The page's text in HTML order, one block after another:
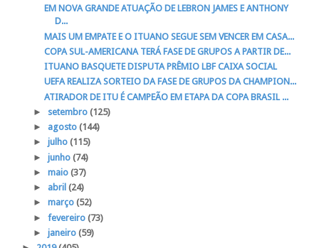
EM NOVA GRANDE ATUAÇÃO DE LEBRON JAMES E ANTHONY
D...
MAIS UM EMPATE E O ITUANO SEGUE SEM VENCER EM CASA...
COPA SUL-AMERICANA TERÁ FASE DE GRUPOS A PARTIR DE...
ITUANO BASQUETE DISPUTA PRÊMIO LBF CAIXA SOCIAL
UEFA REALIZA SORTEIO DA FASE DE GRUPOS DA CHAMPION...
ATIRADOR DE ITU É CAMPEÃO EM ETAPA DA COPA BRASIL ...
► setembro (125)
► agosto (144)
► julho (115)
► junho (74)
► maio (37)
► abril (24)
► março (52)
► fevereiro (73)
► janeiro (59)